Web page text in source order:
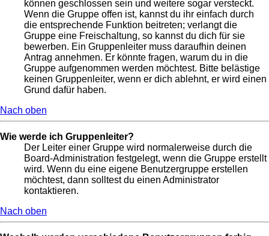
können geschlossen sein und weitere sogar versteckt.
Wenn die Gruppe offen ist, kannst du ihr einfach durch
die entsprechende Funktion beitreten; verlangt die
Gruppe eine Freischaltung, so kannst du dich für sie
bewerben. Ein Gruppenleiter muss daraufhin deinen
Antrag annehmen. Er könnte fragen, warum du in die
Gruppe aufgenommen werden möchtest. Bitte belästige
keinen Gruppenleiter, wenn er dich ablehnt, er wird einen
Grund dafür haben.
Nach oben
Wie werde ich Gruppenleiter?
Der Leiter einer Gruppe wird normalerweise durch die
Board-Administration festgelegt, wenn die Gruppe erstellt
wird. Wenn du eine eigene Benutzergruppe erstellen
möchtest, dann solltest du einen Administrator
kontaktieren.
Nach oben